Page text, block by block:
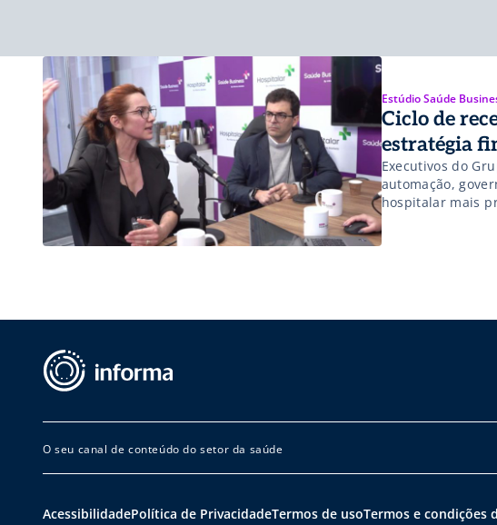
Estúdio Saúde
Ciclo de
estratégia
Executivos do
automação,
hospitalar mais
O seu canal de conteúdo do setor da saúde
AcessibilidadePolítica de PrivacidadeTermos de usoTermos e condições